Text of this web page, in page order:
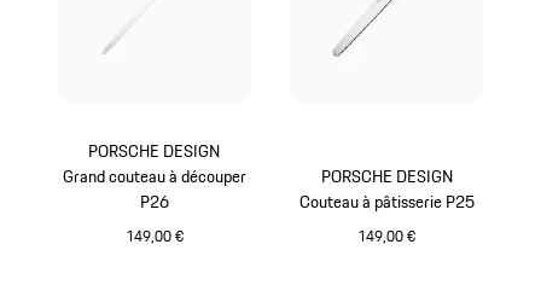
PORSCHE DESIGN
Grand couteau à découper
P26
149,00 €
PORSCHE DESIGN
Couteau à pâtisserie P25
149,00 €